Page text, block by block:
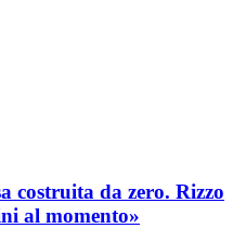
costruita da zero. Rizzo
al momento»